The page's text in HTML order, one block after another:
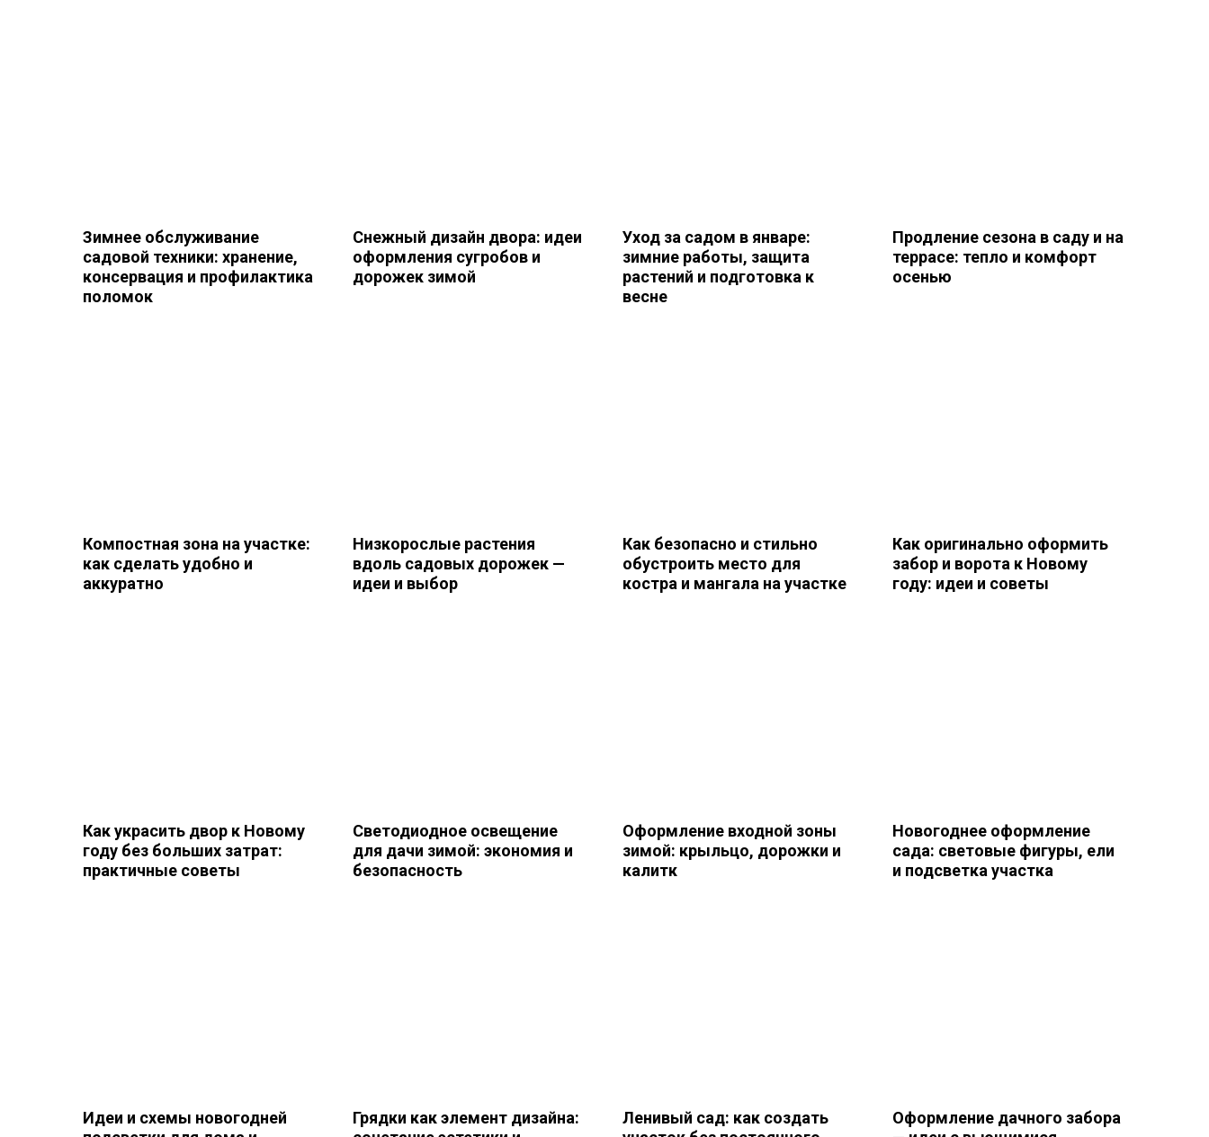
Зимнее обслуживание
садовой техники: хранение,
консервация и профилактика
поломок
Снежный дизайн двора: идеи
оформления сугробов и
дорожек зимой
Уход за садом в январе:
зимние работы, защита
растений и подготовка к
весне
Продление сезона в саду и на
террасе: тепло и комфорт
осенью
Компостная зона на участке:
как сделать удобно и
аккуратно
Низкорослые растения
вдоль садовых дорожек —
идеи и выбор
Как безопасно и стильно
обустроить место для
костра и мангала на участке
Как оригинально оформить
забор и ворота к Новому
году: идеи и советы
Как украсить двор к Новому
году без больших затрат:
практичные советы
Светодиодное освещение
для дачи зимой: экономия и
безопасность
Оформление входной зоны
зимой: крыльцо, дорожки и
калитк
Новогоднее оформление
сада: световые фигуры, ели
и подсветка участка
Идеи и схемы новогодней
Грядки как элемент дизайна:
Ленивый сад: как создать
Оформление дачного забора